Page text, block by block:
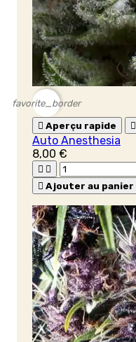
favorite_border
 Aperçu rapide 
Auto Anesthesia
8,00 €
 
 Ajouter au panier